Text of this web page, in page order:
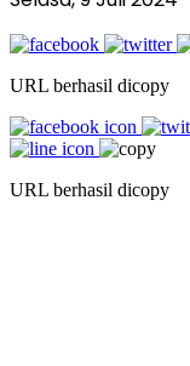
URL berhasil dicopy
URL berhasil dicopy